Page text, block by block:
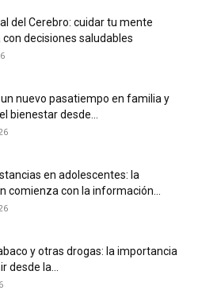
del Cerebro: cuidar tu mente
decisiones saludables
un nuevo pasatiempo en familia y
bienestar desde...
en adolescentes: la
comienza con la información...
y otras drogas: la importancia
desde la...